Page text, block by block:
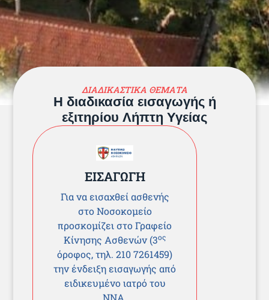
ΔΙΑΔΙΚΑΣΤΙΚΑ ΘΕΜΑΤΑ
Η διαδικασία εισαγωγής ή
εξιτηρίου Λήπτη Υγείας
ΕΙΣΑΓΩΓΗ
Για να εισαχθεί ασθενής
στο Νοσοκομείο
προσκομίζει στο Γραφείο
Κίνησης Ασθενών (3ος
όροφος, τηλ. 210 7261459)
την ένδειξη εισαγωγής από
ειδικευμένο ιατρό του
ΝΝΑ.